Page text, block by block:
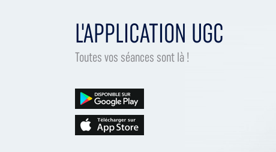
L'APPLICATION UGC
Toutes vos séances sont là !